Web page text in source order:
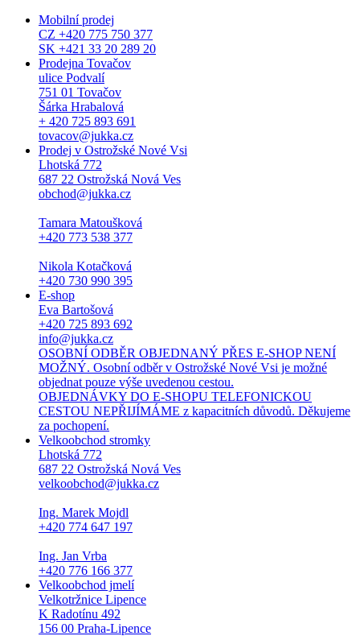
Mobilní prodej
CZ +420 775 750 377
SK +421 33 20 289 20
Prodejna Tovačov
ulice Podvalí
751 01 Tovačov
Šárka Hrabalová
+ 420 725 893 691
tovacov@jukka.cz
Prodej v Ostrožské Nové Vsi
Lhotská 772
687 22 Ostrožská Nová Ves
obchod@jukka.cz
Tamara Matoušková
+420 773 538 377
Nikola Kotačková
+420 730 990 395
E-shop
Eva Bartošová
+420 725 893 692
info@jukka.cz
OSOBNÍ ODBĚR OBJEDNANÝ PŘES E-SHOP NENÍ
MOŽNÝ. Osobní odběr v Ostrožské Nové Vsi je možné
objednat pouze výše uvedenou cestou.
OBJEDNÁVKY DO E-SHOPU TELEFONICKOU
CESTOU NEPŘIJÍMÁME z kapacitních důvodů. Děkujeme
za pochopení.
Velkoobchod stromky
Lhotská 772
687 22 Ostrožská Nová Ves
velkoobchod@jukka.cz
Ing. Marek Mojdl
+420 774 647 197
Ing. Jan Vrba
+420 776 166 377
Velkoobchod jmelí
Velkotržnice Lipence
K Radotínu 492
156 00 Praha-Lipence